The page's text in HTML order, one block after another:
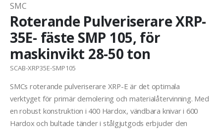
SMC
Roterande Pulveriserare XRP-
35E- fäste SMP 105, för
maskinvikt 28-50 ton
SCAB-XRP35E-SMP105
SMCs roterande pulveriserare XRP-E är det optimala
verktyget för primär demolering och materialåtervinning. Med
en robust konstruktion i 400 Hardox, vändbara knivar i 600
Hardox och bultade tänder i stålgjutgods erbjuder den